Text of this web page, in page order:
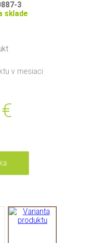
3
sklade
v mesiaci
€